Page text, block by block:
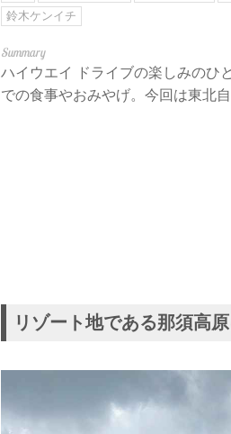
鈴木ケンイチ
ハイウエイ ドライブの楽しみのひ
での食事やおみやげ。今回は東北
リゾート地である那須高